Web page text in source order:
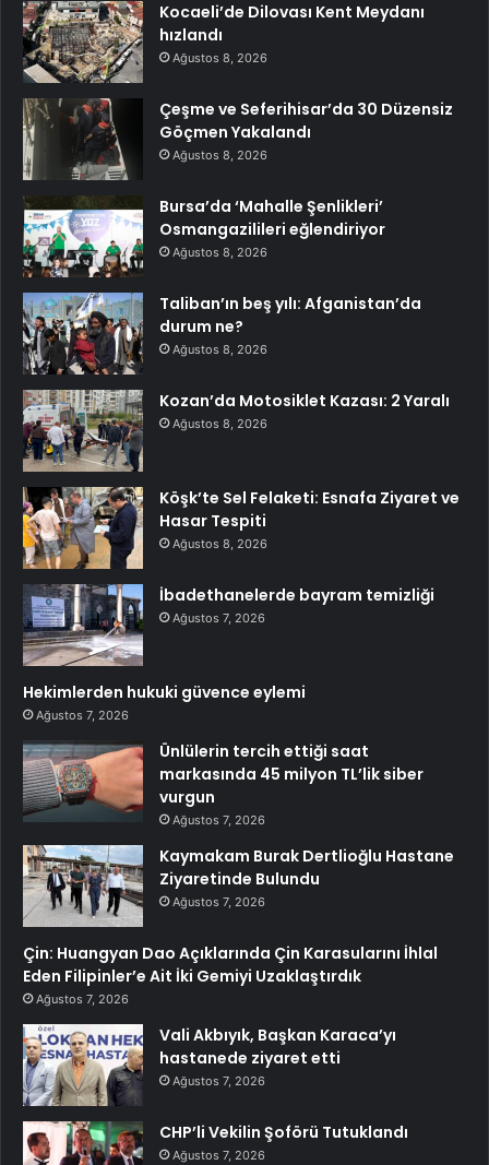
Kocaeli’de Dilovası Kent Meydanı
hızlandı
Ağustos 8, 2026
Çeşme ve Seferihisar’da 30 Düzensiz
Göçmen Yakalandı
Ağustos 8, 2026
Bursa’da ‘Mahalle Şenlikleri’
Osmangazilileri eğlendiriyor
Ağustos 8, 2026
Taliban’ın beş yılı: Afganistan’da
durum ne?
Ağustos 8, 2026
Kozan’da Motosiklet Kazası: 2 Yaralı
Ağustos 8, 2026
Köşk’te Sel Felaketi: Esnafa Ziyaret ve
Hasar Tespiti
Ağustos 8, 2026
İbadethanelerde bayram temizliği
Ağustos 7, 2026
Hekimlerden hukuki güvence eylemi
Ağustos 7, 2026
Ünlülerin tercih ettiği saat
markasında 45 milyon TL’lik siber
vurgun
Ağustos 7, 2026
Kaymakam Burak Dertlioğlu Hastane
Ziyaretinde Bulundu
Ağustos 7, 2026
Çin: Huangyan Dao Açıklarında Çin Karasularını İhlal
Eden Filipinler’e Ait İki Gemiyi Uzaklaştırdık
Ağustos 7, 2026
Vali Akbıyık, Başkan Karaca’yı
hastanede ziyaret etti
Ağustos 7, 2026
CHP’li Vekilin Şoförü Tutuklandı
Ağustos 7, 2026